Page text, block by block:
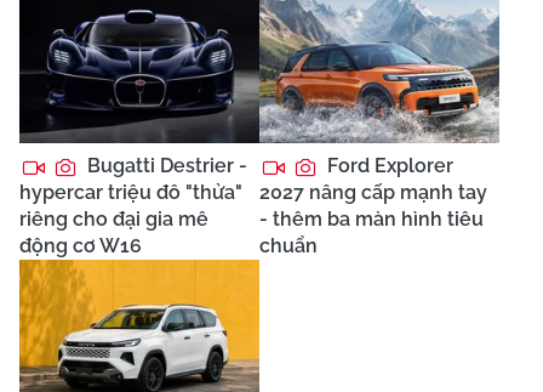
Bugatti Destrier -
hypercar triệu đô "thửa"
riêng cho đại gia mê
động cơ W16
Ford Explorer
2027 nâng cấp mạnh tay
- thêm ba màn hình tiêu
chuẩn